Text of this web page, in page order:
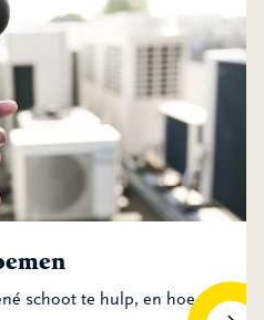
schoot te hulp, en hoe.